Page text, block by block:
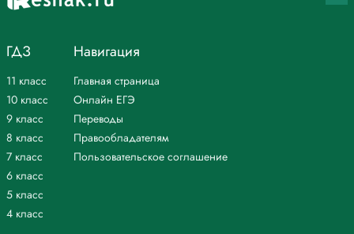
ГДЗ
11 класс
10 класс
9 класс
8 класс
7 класс
6 класс
5 класс
4 класс
Навигация
Главная страница
Онлайн ЕГЭ
Переводы
Правообладателям
Пользовательское соглашение